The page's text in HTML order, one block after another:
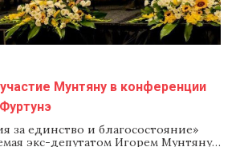
Мунтяну в конференции
за единство и благосостояние»
экс-депутатом Игорем Мунтяну,